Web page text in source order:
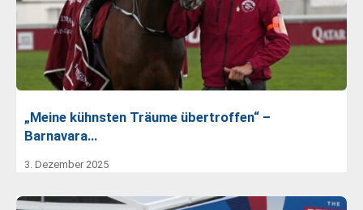
„Meine kühnsten Träume übertroffen“ –
Barnavara…
3. Dezember 2025